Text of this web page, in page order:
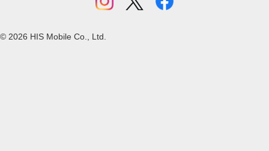
© 2026 HIS Mobile Co., Ltd.